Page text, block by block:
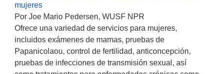
mujeres
Por Joe Mario Pedersen, WUSF NPR
Ofrece una variedad de servicios para mujeres,
incluidos exámenes de mamas, pruebas de
Papanicolaou, control de fertilidad, anticoncepción,
pruebas de infecciones de transmisión sexual, así